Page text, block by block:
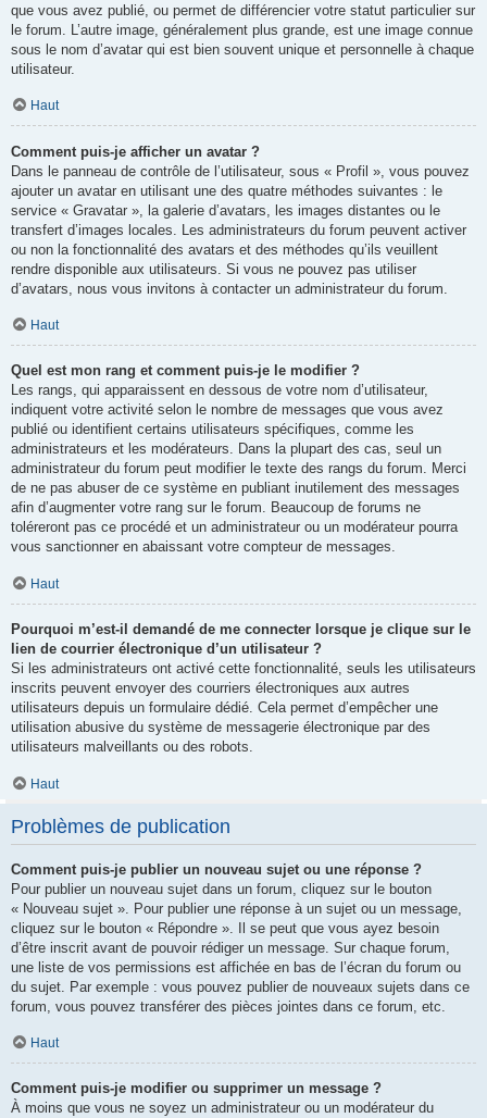
que vous avez publié, ou permet de différencier votre statut particulier sur
le forum. L’autre image, généralement plus grande, est une image connue
sous le nom d’avatar qui est bien souvent unique et personnelle à chaque
utilisateur.
Haut
Comment puis-je afficher un avatar ?
Dans le panneau de contrôle de l’utilisateur, sous « Profil », vous pouvez
ajouter un avatar en utilisant une des quatre méthodes suivantes : le
service « Gravatar », la galerie d’avatars, les images distantes ou le
transfert d’images locales. Les administrateurs du forum peuvent activer
ou non la fonctionnalité des avatars et des méthodes qu’ils veuillent
rendre disponible aux utilisateurs. Si vous ne pouvez pas utiliser
d’avatars, nous vous invitons à contacter un administrateur du forum.
Haut
Quel est mon rang et comment puis-je le modifier ?
Les rangs, qui apparaissent en dessous de votre nom d’utilisateur,
indiquent votre activité selon le nombre de messages que vous avez
publié ou identifient certains utilisateurs spécifiques, comme les
administrateurs et les modérateurs. Dans la plupart des cas, seul un
administrateur du forum peut modifier le texte des rangs du forum. Merci
de ne pas abuser de ce système en publiant inutilement des messages
afin d’augmenter votre rang sur le forum. Beaucoup de forums ne
toléreront pas ce procédé et un administrateur ou un modérateur pourra
vous sanctionner en abaissant votre compteur de messages.
Haut
Pourquoi m’est-il demandé de me connecter lorsque je clique sur le
lien de courrier électronique d’un utilisateur ?
Si les administrateurs ont activé cette fonctionnalité, seuls les utilisateurs
inscrits peuvent envoyer des courriers électroniques aux autres
utilisateurs depuis un formulaire dédié. Cela permet d’empêcher une
utilisation abusive du système de messagerie électronique par des
utilisateurs malveillants ou des robots.
Haut
Problèmes de publication
Comment puis-je publier un nouveau sujet ou une réponse ?
Pour publier un nouveau sujet dans un forum, cliquez sur le bouton
« Nouveau sujet ». Pour publier une réponse à un sujet ou un message,
cliquez sur le bouton « Répondre ». Il se peut que vous ayez besoin
d’être inscrit avant de pouvoir rédiger un message. Sur chaque forum,
une liste de vos permissions est affichée en bas de l’écran du forum ou
du sujet. Par exemple : vous pouvez publier de nouveaux sujets dans ce
forum, vous pouvez transférer des pièces jointes dans ce forum, etc.
Haut
Comment puis-je modifier ou supprimer un message ?
À moins que vous ne soyez un administrateur ou un modérateur du